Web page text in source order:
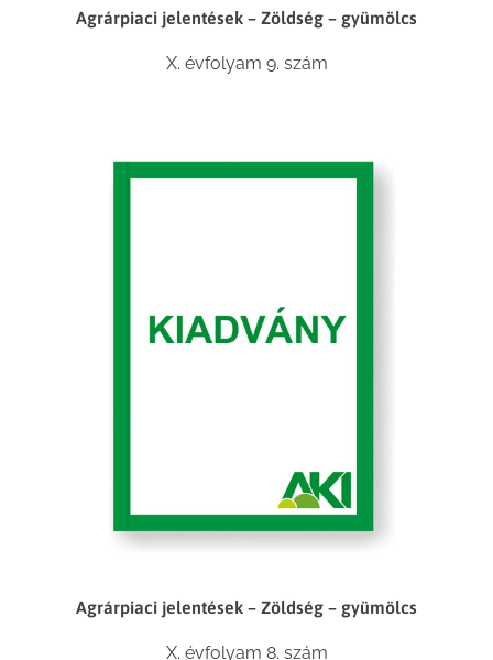
Agrárpiaci jelentések – Zöldség – gyümölcs
X. évfolyam 9. szám
Agrárpiaci jelentések – Zöldség – gyümölcs
X. évfolyam 8. szám